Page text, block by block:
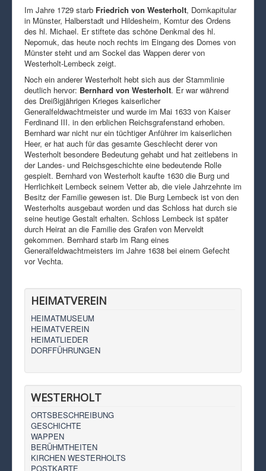
Im Jahre 1729 starb Friedrich von Westerholt, Domkapitular
in Münster, Halberstadt und Hildesheim, Komtur des Ordens
des hl. Michael. Er stiftete das schöne Denkmal des hl.
Nepomuk, das heute noch rechts im Eingang des Domes von
Münster steht und am Sockel das Wappen derer von
Westerholt-Lembeck zeigt.
Noch ein anderer Westerholt hebt sich aus der Stammlinie
deutlich hervor: Bernhard von Westerholt. Er war während
des Dreißigjährigen Krieges kaiserlicher
Generalfeldwachtmeister und wurde im Mai 1633 von Kaiser
Ferdinand III. in den erblichen Reichsgrafenstand erhoben.
Bernhard war nicht nur ein tüchtiger Anführer im kaiserlichen
Heer, er hat auch für das gesamte Geschlecht derer von
Westerholt besondere Bedeutung gehabt und hat zeitlebens in
der Landes- und Reichsgeschichte eine bedeutende Rolle
gespielt. Bernhard von Westerholt kaufte 1630 die Burg und
Herrlichkeit Lembeck seinem Vetter ab, die viele Jahrzehnte im
Besitz der Familie gewesen ist. Die Burg Lembeck ist von den
Westerholts ausgebaut worden und das Schloss hat durch sie
seine heutige Gestalt erhalten. Schloss Lembeck ist später
durch Heirat an die Familie des Grafen von Merveldt
gekommen. Bernhard starb im Rang eines
Generalfeldwachtmeisters im Jahre 1638 bei einem Gefecht
vor Vechta.
HEIMATVEREIN
HEIMATMUSEUM
HEIMATVEREIN
HEIMATLIEDER
DORFFÜHRUNGEN
WESTERHOLT
ORTSBESCHREIBUNG
GESCHICHTE
WAPPEN
BERÜHMTHEITEN
KIRCHEN WESTERHOLTS
POSTKARTE